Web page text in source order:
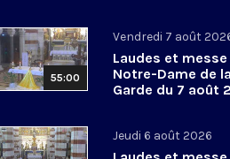
55:00
Vendredi 7 août
Laudes et messe
Notre-Dame de la
Garde du 7 août
Jeudi 6 août 2026